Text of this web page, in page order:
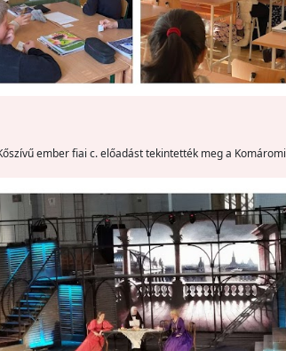
ember fiai c. előadást tekintették meg a Komáromi